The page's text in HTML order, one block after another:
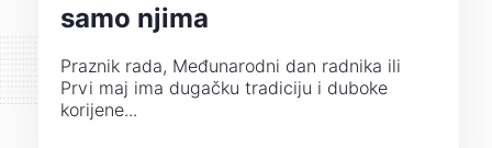
samo njima
Praznik rada, Međunarodni dan radnika ili
Prvi maj ima dugačku tradiciju i duboke
korijene...